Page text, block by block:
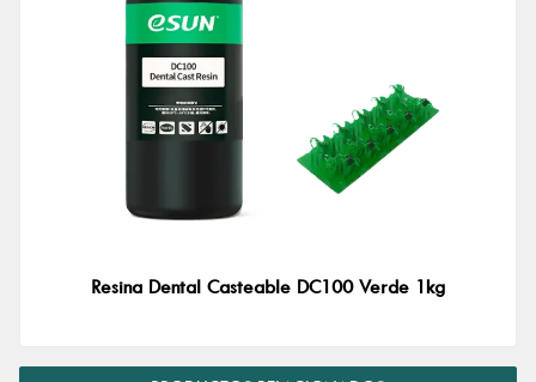
Resina Dental Casteable DC100 Verde 1kg